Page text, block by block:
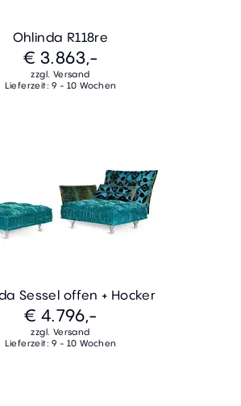
Ohlinda R118re
€ 3.863,-
zzgl. Versand
Lieferzeit: 9 - 10 Wochen
Sessel offen + Hocker
€ 4.796,-
zzgl. Versand
Lieferzeit: 9 - 10 Wochen